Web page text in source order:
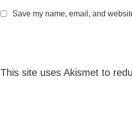
Save my name, email, and
This site uses Akismet to